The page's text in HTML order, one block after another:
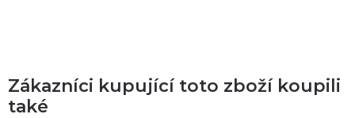
Zákazníci kupující toto zboží koupili
také